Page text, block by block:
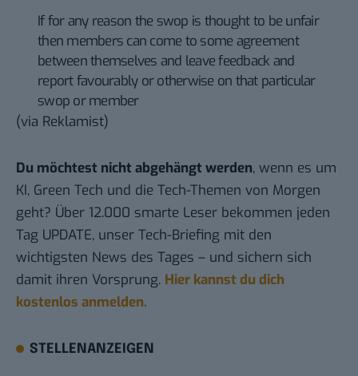
If for any reason the swop is thought to be unfair
then members can come to some agreement
between themselves and leave feedback and
report favourably or otherwise on that particular
swop or member
(via Reklamist)
Du möchtest nicht abgehängt werden, wenn es um
KI, Green Tech und die Tech-Themen von Morgen
geht? Über 12.000 smarte Leser bekommen jeden
Tag UPDATE, unser Tech-Briefing mit den
wichtigsten News des Tages – und sichern sich
damit ihren Vorsprung. Hier kannst du dich
kostenlos anmelden.
STELLENANZEIGEN